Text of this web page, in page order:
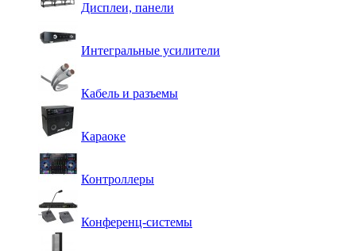
Дисплеи, панели
Интегральные усилители
Кабель и разъемы
Караоке
Контроллеры
Конференц-системы